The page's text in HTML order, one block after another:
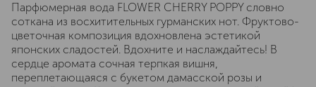
Парфюмерная вода FLOWER CHERRY POPPY словно
соткана из восхитительных гурманских нот. Фруктово-
цветочная композиция вдохновлена эстетикой
японских сладостей. Вдохните и наслаждайтесь! В
сердце аромата сочная терпкая вишня,
переплетающаяся с букетом дамасской розы и